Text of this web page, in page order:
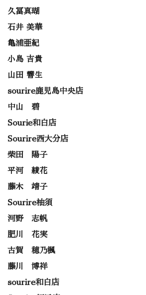
久冨真瑚
石井 美華
亀浦亜紀
小島 吉貴
山田 響生
sourire鹿児島中央店
中山 碧
Sourie和白店
Sourire西大分店
柴田 陽子
平河 綾花
藤木 靖子
Sourire柚須
河野 志帆
肥川 花実
古賀 穂乃楓
藤川 博祥
sourire和白店